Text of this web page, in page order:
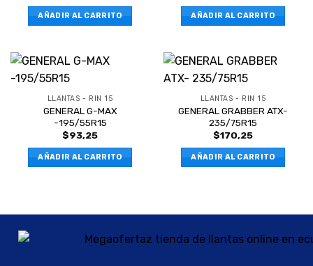
AÑADIR AL CARRITO AÑADIR AL CARRITO
LLANTAS - RIN 15
GENERAL G-MAX
-195/55R15
$93,25
AÑADIR AL CARRITO
LLANTAS - RIN 15
GENERAL GRABBER ATX-
235/75R15
$170,25
AÑADIR AL CARRITO